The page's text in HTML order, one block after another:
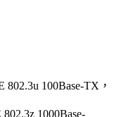
802.3u 100Base-TX，
1000Base-